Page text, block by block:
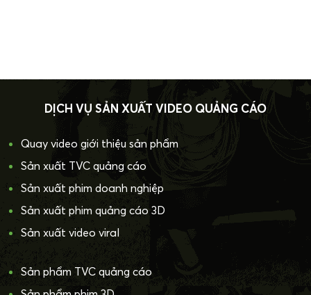
DỊCH VỤ SẢN XUẤT VIDEO QUẢNG CÁO
Quay video giới thiệu sản phẩm
Sản xuất TVC quảng cáo
Sản xuất phim doanh nghiệp
Sản xuất phim quảng cáo 3D
Sản xuất video viral
Sản phẩm TVC quảng cáo